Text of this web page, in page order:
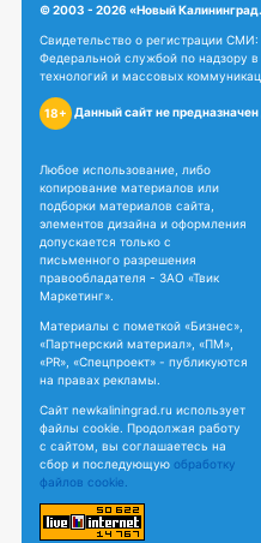
© 2003 - 2026 «Новый
Свидетельство о регистрации
Федеральной службой по надзору
технологий и массовых
18+ Данный сайт не
Любое использование, либо
копирование материалов или
подборки материалов сайта,
элементов дизайна и оформления
допускается только с
письменного разрешения
правообладателя - ЗАО «Твик
Маркетинг».
Материалы с пометкой «Бизнес»,
«Партнерский материал», «ПМ»,
«PR», «Спецпроект» - публикуются
на правах рекламы.
Сайт newkaliningrad.ru использует
файлы cookie. Продолжая работу
с сайтом, вы соглашаетесь на
сбор и последующую обработку
файлов cookie.